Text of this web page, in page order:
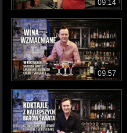
09:14
09:57